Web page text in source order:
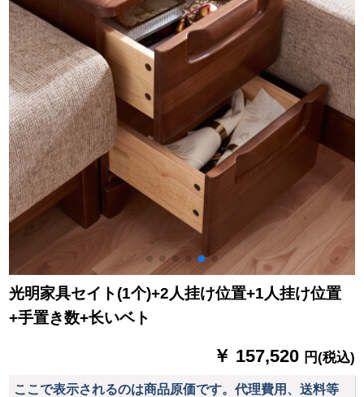
光明家具セイト(1个)+2人挂け位置+1人挂け位置
+手置き数+长いベト
￥ 157,520 円(税込)
ここで表示されるのは商品原価です。代理費用、送料等